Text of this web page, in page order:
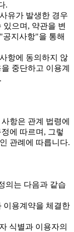
.
유가 발생한 경우
있으며, 약관을 변
지사항"을 통해
항에 동의하지 않
중단하고 이용계
항은 관계 법령에
에 따르며, 그렇
관례에 따릅니다.
의는 다음과 같습
용계약을 체결한
식별과 이용자의